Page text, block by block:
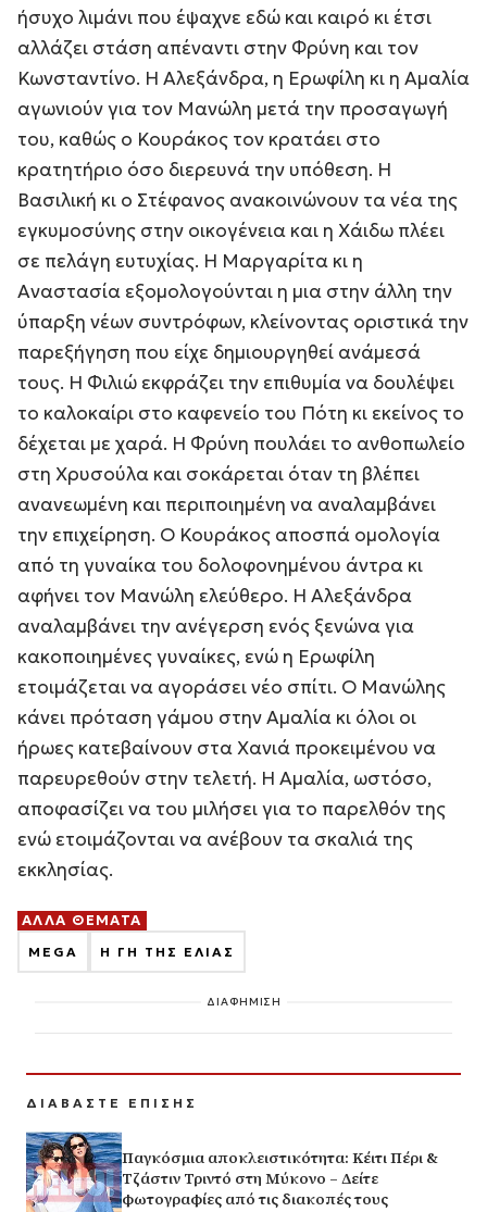
ήσυχο λιμάνι που έψαχνε εδώ και καιρό κι έτσι
αλλάζει στάση απέναντι στην Φρύνη και τον
Κωνσταντίνο. Η Αλεξάνδρα, η Ερωφίλη κι η Αμαλία
αγωνιούν για τον Μανώλη μετά την προσαγωγή
του, καθώς ο Κουράκος τον κρατάει στο
κρατητήριο όσο διερευνά την υπόθεση. Η
Βασιλική κι ο Στέφανος ανακοινώνουν τα νέα της
εγκυμοσύνης στην οικογένεια και η Χάιδω πλέει
σε πελάγη ευτυχίας. Η Μαργαρίτα κι η
Αναστασία εξομολογούνται η μια στην άλλη την
ύπαρξη νέων συντρόφων, κλείνοντας οριστικά την
παρεξήγηση που είχε δημιουργηθεί ανάμεσά
τους. Η Φιλιώ εκφράζει την επιθυμία να δουλέψει
το καλοκαίρι στο καφενείο του Πότη κι εκείνος το
δέχεται με χαρά. Η Φρύνη πουλάει το ανθοπωλείο
στη Χρυσούλα και σοκάρεται όταν τη βλέπει
ανανεωμένη και περιποιημένη να αναλαμβάνει
την επιχείρηση. Ο Κουράκος αποσπά ομολογία
από τη γυναίκα του δολοφονημένου άντρα κι
αφήνει τον Μανώλη ελεύθερο. Η Αλεξάνδρα
αναλαμβάνει την ανέγερση ενός ξενώνα για
κακοποιημένες γυναίκες, ενώ η Ερωφίλη
ετοιμάζεται να αγοράσει νέο σπίτι. Ο Μανώλης
κάνει πρόταση γάμου στην Αμαλία κι όλοι οι
ήρωες κατεβαίνουν στα Χανιά προκειμένου να
παρευρεθούν στην τελετή. Η Αμαλία, ωστόσο,
αποφασίζει να του μιλήσει για το παρελθόν της
ενώ ετοιμάζονται να ανέβουν τα σκαλιά της
εκκλησίας.
ΑΛΛΑ ΘΕΜΑΤΑ
MEGA Η ΓΗ ΤΗΣ ΕΛΙΑΣ
ΔΙΑΦΗΜΙΣΗ
ΔΙΑΒΑΣΤΕ ΕΠΙΣΗΣ
Παγκόσμια αποκλειστικότητα: Κέιτι Πέρι &
Τζάστιν Τριντό στη Μύκονο – Δείτε
φωτογραφίες από τις διακοπές τους